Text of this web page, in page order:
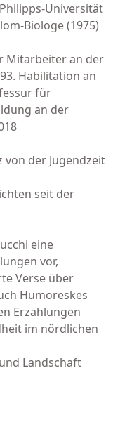
Universität
Biologe (1975)
Mitarbeiter an der
Habilitation an
für
an der
der Jugendzeit
seit der
eine
vor,
Verse über
Humoreskes
Erzählungen
im nördlichen
Landschaft